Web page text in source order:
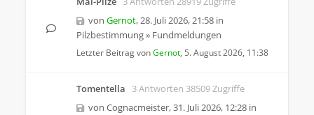
von Gernot,28. Juli 2026, 21:58 in
Pilzbestimmung» Fundmeldungen
Letzter Beitrag vonGernot, 5. August 2026, 11:38
Tomentella
3 Antworten 38509 Zugriffe
von Cognacmeister,31. Juli 2026, 12:28 in